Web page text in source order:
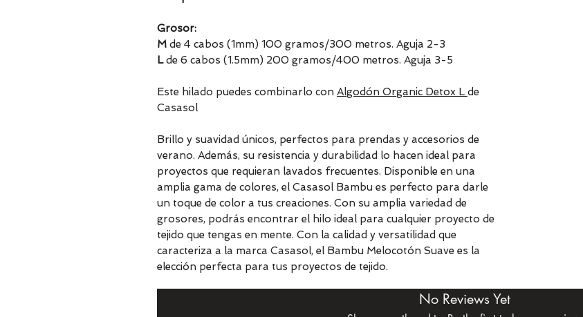
Grosor:
M de 4 cabos (1mm) 100 gramos/300 metros. Aguja 2-3
Lde 6 cabos (1.5mm) 200 gramos/400 metros. Aguja 3-5
Este hilado puedes combinarlo con Algodón Organic Detox L de
Casasol
Brillo y suavidad únicos, perfectos para prendas y accesorios de
verano. Además, su resistencia y durabilidad lo hacen ideal para
proyectos que requieran lavados frecuentes. Disponible en una
amplia gama de colores, el Casasol Bambu es perfecto para darle
un toque de color a tus creaciones. Con su amplia variedad de
grosores, podrás encontrar el hilo ideal para cualquier proyecto de
tejido que tengas en mente. Con la calidad y versatilidad que
caracteriza a la marca Casasol, el Bambu Melocotón Suave es la
elección perfecta para tus proyectos de tejido.
No Reviews Yet